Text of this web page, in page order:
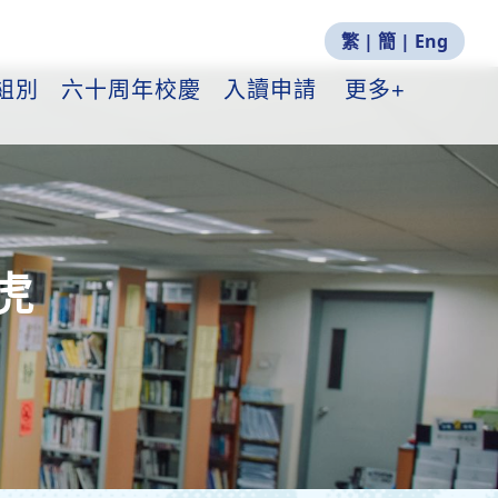
繁 | 簡 | Eng
別
六十周年校慶 入讀申請 更多+